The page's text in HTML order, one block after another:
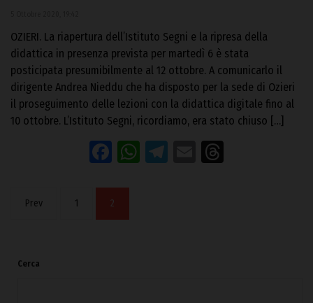
OZIERI. La riapertura dell’Istituto Segni e la ripresa della
didattica in presenza prevista per martedì 6 è stata
posticipata presumibilmente al 12 ottobre. A comunicarlo il
dirigente Andrea Nieddu che ha disposto per la sede di Ozieri
il proseguimento delle lezioni con la didattica digitale fino al
10 ottobre. L’Istituto Segni, ricordiamo, era stato chiuso […]
Facebook
WhatsApp
Telegram
Email
Prev 1 2
Cerca